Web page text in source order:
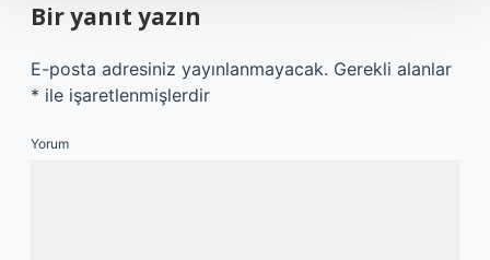
Bir yanıt yazın
E-posta adresiniz yayınlanmayacak. Gerekli alanlar
* ile işaretlenmişlerdir
Yorum